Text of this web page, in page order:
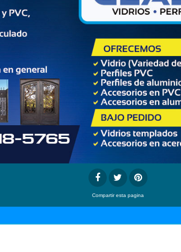
Compartir esta pagina